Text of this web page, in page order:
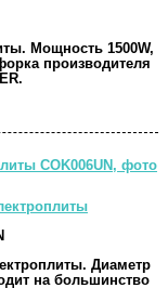
Мощность 1500W,
производителя
Диаметр
на большинство